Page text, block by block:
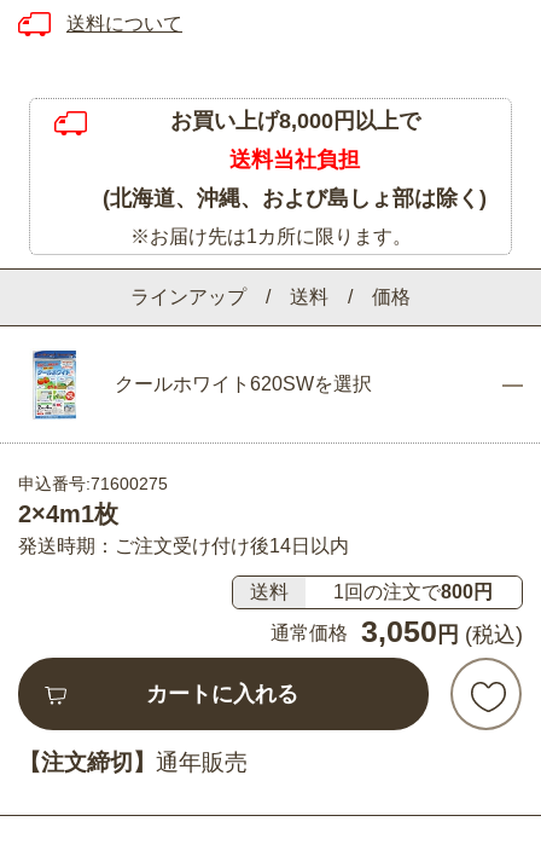
ラインアップ / 送料 / 価格
クールホワイト620SWを選択
申込番号:71600275
2×4m1枚
発送時期：ご注文受け付け後14日以内
送料 1回の注文で800円
通常価格
3,050 円 (税込)
カートに入れる
【注文締切】 通年販売
送料について
お買い上げ8,000円以上で
送料当社負担
(北海道、沖縄、および島しょ部は除く)
※お届け先は1カ所に限ります。